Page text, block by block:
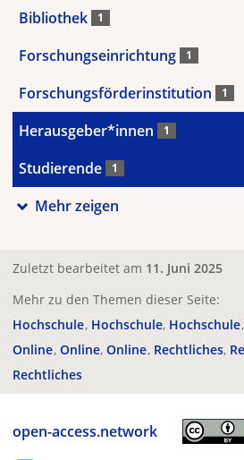
Bibliothek 1
Forschungseinrichtung 1
Forschungsförderinstitution 1
Herausgeber*innen 1
Studierende 1
Mehr zeigen
Zuletzt bearbeitet am 11. Juni 2025
Mehr zu den Themen dieser Seite:
Hochschule Hochschule Hochschule
Online Online Online Rechtliches
Rechtliches
open-access.network